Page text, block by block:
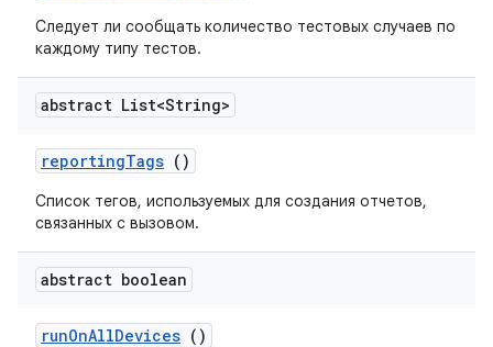
Следует ли сообщать количество тестовых случаев по
каждому типу тестов.
abstract List<String>
reportingTags ()
Список тегов, используемых для создания отчетов,
связанных с вызовом.
abstract boolean
runOnAllDevices ()